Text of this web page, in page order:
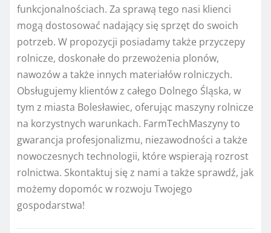
funkcjonalnościach. Za sprawą tego nasi klienci
mogą dostosować nadający się sprzęt do swoich
potrzeb. W propozycji posiadamy także przyczepy
rolnicze, doskonałe do przewożenia plonów,
nawozów a także innych materiałów rolniczych.
Obsługujemy klientów z całego Dolnego Śląska, w
tym z miasta Bolesławiec, oferując maszyny rolnicze
na korzystnych warunkach. FarmTechMaszyny to
gwarancja profesjonalizmu, niezawodności a także
nowoczesnych technologii, które wspierają rozrost
rolnictwa. Skontaktuj się z nami a także sprawdź, jak
możemy dopomóc w rozwoju Twojego
gospodarstwa!